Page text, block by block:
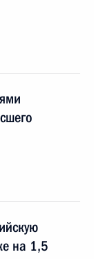
на 1,5